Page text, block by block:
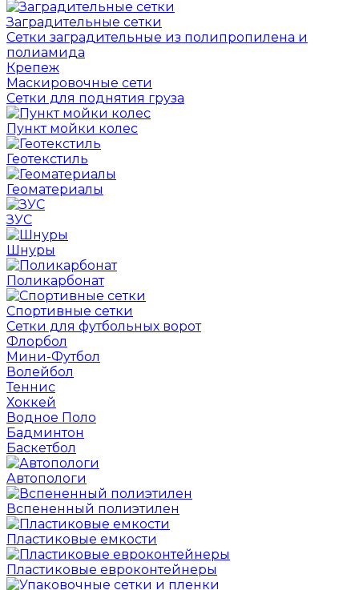
Заградительные сетки
Сетки заградительные из полипропилена и
полиамида
Крепеж
Маскировочные сети
Сетки для поднятия груза
Пункт мойки колес
Геотекстиль
Геоматериалы
ЗУС
Шнуры
Поликарбонат
Спортивные сетки
Сетки для футбольных ворот
Флорбол
Мини-Футбол
Волейбол
Теннис
Хоккей
Водное Поло
Бадминтон
Баскетбол
Автопологи
Вспененный полиэтилен
Пластиковые емкости
Пластиковые евроконтейнеры